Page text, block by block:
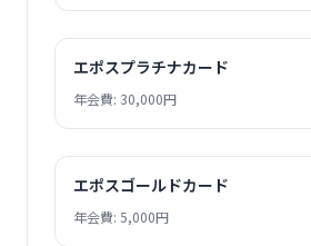
エポスプラチナカード
年会費: 30,000円
エポスゴールドカード
年会費: 5,000円